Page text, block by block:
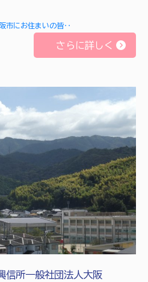
市にお住まいの皆‥
さらに詳しく
信所一般社団法人大阪